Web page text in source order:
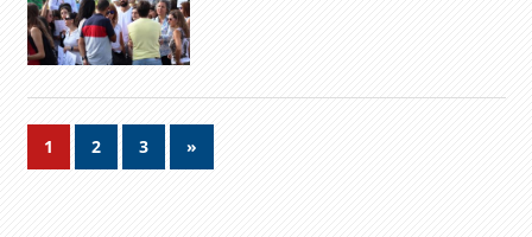
Navegação
1 2 3
Next
Posts
»